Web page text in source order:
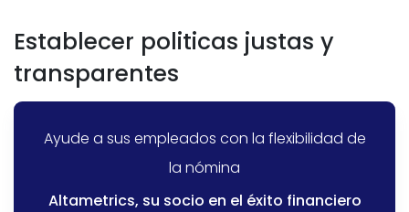
Establecer politicas justas y
transparentes
Ayude a sus empleados con la flexibilidad de
la nómina
Altametrics, su socio en el éxito financiero